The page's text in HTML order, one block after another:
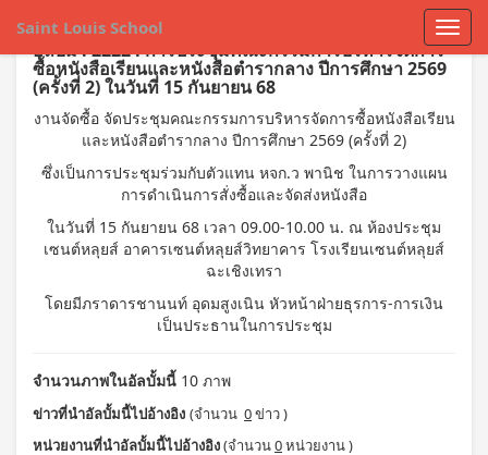
Saint Louis School
อัลบั้ม : 22224 การประชุมคณะกรรมการบริหารจัดการ
ซื้อหนังสือเรียนและหนังสือตำรากลาง ปีการศึกษา 2569
(ครั้งที่ 2) ในวันที่ 15 กันยายน 68
งานจัดซื้อ จัดประชุมคณะกรรมการบริหารจัดการซื้อหนังสือเรียน
และหนังสือตำรากลาง ปีการศึกษา 2569 (ครั้งที่ 2)
ซึ่งเป็นการประชุมร่วมกับตัวแทน หจก.ว พานิช ในการวางแผน
การดำเนินการสั่งซื้อและจัดส่งหนังสือ
ในวันที่ 15 กันยายน 68 เวลา 09.00-10.00 น. ณ ห้องประชุม
เซนต์หลุยส์ อาคารเซนต์หลุยส์วิทยาคาร โรงเรียนเซนต์หลุยส์
ฉะเชิงเทรา
โดยมีภราดารชานนท์ อุดมสูงเนิน หัวหน้าฝ่ายธุรการ-การเงิน
เป็นประธานในการประชุม
จำนวนภาพในอัลบั้มนี้ 10 ภาพ
ข่าวที่นำอัลบั้มนี้ไปอ้างอิง (จำนวน 0ข่าว )
หน่วยงานที่นำอัลบั้มนี้ไปอ้างอิง(จำนวน0หน่วยงาน )